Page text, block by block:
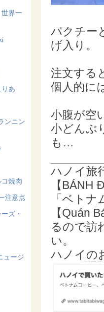
界一
あ
ンニン
焼肉
注意点
ズ・
ュージ
パクチー
げ入り。
注文する
個人的に
小腹が空
小どんぶ
も…
ハノイ旅
【BÁNH
「ベト
【Quán
るので訪
い。
ハノイの